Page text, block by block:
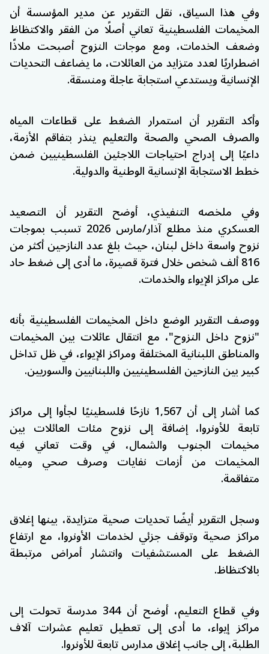
وفي هذا السياق، نقل التقرير عن مدير المؤسسة أن
المخيمات الفلسطينية تعاني أصلًا من الفقر والاكتظاظ
وضعف الخدمات، ومع موجات النزوح أصبحت ملاذًا
اضطراريًا لعدد متزايد من العائلات، ما يضاعف التحديات
الإنسانية ويستدعي استجابة عاجلة ومنسقة.
وأكد التقرير أن استمرار الضغط على قطاعات المياه
والصرف الصحي والصحة والتعليم ينذر بتفاقم الأزمة،
داعيًا إلى إدراج احتياجات اللاجئين الفلسطينيين ضمن
خطط الاستجابة الإنسانية الوطنية والدولية.
وفي ملخصه التنفيذي، أوضح التقرير أن التصعيد
العسكري منذ مطلع آذار/مارس 2026 تسبب بموجات
نزوح واسعة داخل لبنان، حيث بلغ عدد النازحين أكثر من
816 ألف شخص خلال فترة قصيرة، ما أدى إلى ضغط حاد
على مراكز الإيواء والخدمات.
ووصف التقرير الوضع داخل المخيمات الفلسطينية بأنه
"نزوح داخل النزوح"، مع انتقال عائلات بين المخيمات
والمناطق اللبنانية المختلفة ومراكز الإيواء، في ظل تداخل
كبير بين النازحين الفلسطينيين واللبنانيين والسوريين.
كما أشار إلى أن 1,567 نازحًا فلسطينيًا لجأوا إلى مراكز
تابعة للأونروا، إضافة إلى نزوح مئات العائلات بين
مخيمات الجنوب والشمال، في وقت تعاني فيه
المخيمات من أزمات نفايات وصرف صحي ومياه
متفاقمة.
وسجل التقرير أيضًا تحديات صحية متزايدة، بينها إغلاق
مراكز صحية وتوقف جزئي لخدمات الأونروا، مع ارتفاع
الضغط على المستشفيات وانتشار أمراض مرتبطة
بالاكتظاظ.
وفي قطاع التعليم، أوضح أن 344 مدرسة تحولت إلى
مراكز إيواء، ما أدى إلى تعطيل تعليم عشرات آلاف
الطلبة، إلى جانب إغلاق مدارس تابعة للأونروا.